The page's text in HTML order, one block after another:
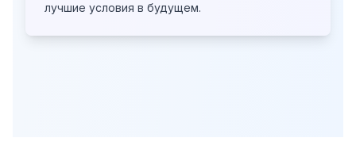
лучшие условия в будущем.